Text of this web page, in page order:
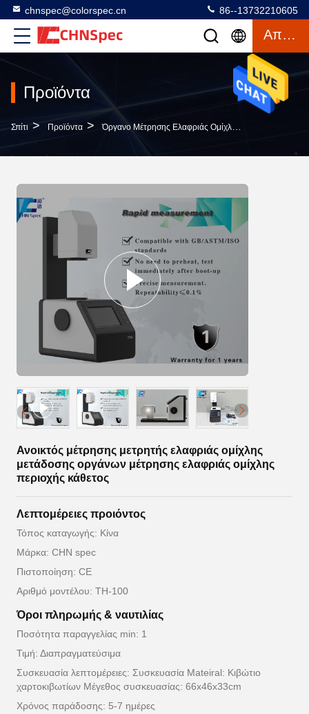
chnspec@colorspec.cn 86--13732210605
Απόσπασμα
Προϊόντα
Σπίτι > Προϊόντα > Όργανο Μέτρησης Ελαφριάς Ομίχλης
Ανοικτός μέτρησης μετρητής ελαφριάς ομίχλης
μετάδοσης οργάνων μέτρησης ελαφριάς ομίχλης
περιοχής κάθετος
Λεπτομέρειες προιόντος
Τόπος καταγωγής: Κίνα
Μάρκα: CHN spec
Πιστοποίηση: CE
Αριθμό μοντέλου: TH-100
Όροι πληρωμής & ναυτιλίας
Ποσότητα παραγγελίας min: 1
Τιμή: Διαπραγματεύσιμα
Συσκευασία λεπτομέρειες: Συσκευασία Mateiral: Κιβώτιο
χαρτοκιβωτίων Μέγεθος συσκευασίας: 66x46x33cm
Χρόνος παράδοσης: 5-7 ημέρες